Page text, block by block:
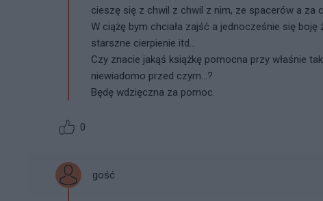
cieszę się z chwil z chwil z nim, ze spacerów a za
W ciążę bym chciała zajść a jednocześnie się
starszne cierpienie itd...
Czy znacie jakąś książkę pomocna przy właśnie
niewiadomo przed czym...?
Będę wdzięczna za pomoc.
0
gość